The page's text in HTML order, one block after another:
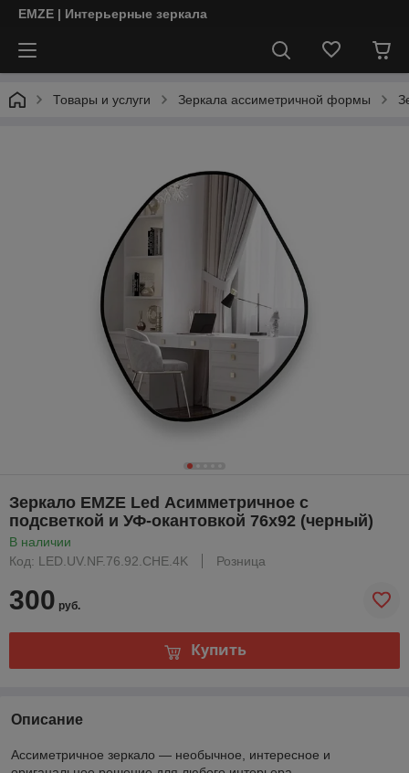
EMZE | Интерьерные зеркала
Товары и услуги Зеркала ассиметричной формы
Зеркало EMZE Led Асимметричное с
подсветкой и УФ-окантовкой 76x92 (черный)
В наличии
Код: LED.UV.NF.76.92.CHE.4K
Розница
300 руб.
Купить
Описание
Ассиметричное зеркало — необычное, интересное и